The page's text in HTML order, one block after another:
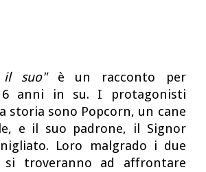
il suo"è un racconto per
6 anni in su. I protagonisti
storia sono Popcorn, un cane
e il suo padrone, il Signor
Loro malgrado i due
si troveranno ad affrontare